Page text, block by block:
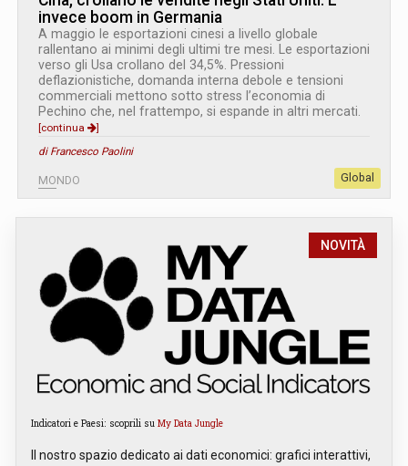
invece boom in Germania
A maggio le esportazioni cinesi a livello globale
rallentano ai minimi degli ultimi tre mesi. Le esportazioni
verso gli Usa crollano del 34,5%. Pressioni
deflazionistiche, domanda interna debole e tensioni
commerciali mettono sotto stress l’economia di
Pechino che, nel frattempo, si espande in altri mercati.
[continua
]
di Francesco Paolini
MONDO Global
NOVITÀ
Indicatori e Paesi: scoprili su My Data Jungle
Il nostro spazio dedicato ai dati economici: grafici interattivi,